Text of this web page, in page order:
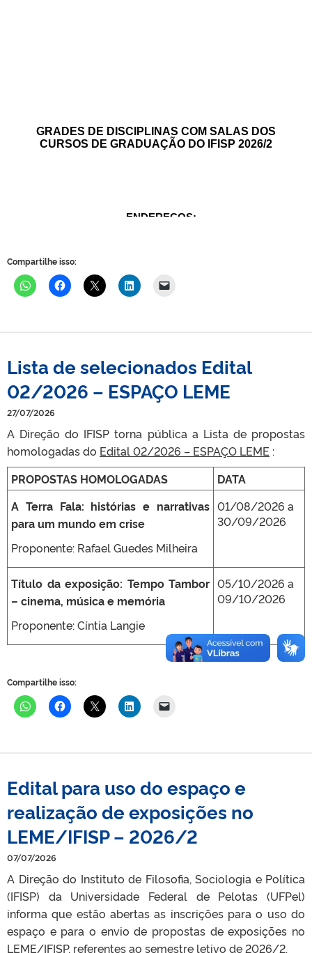
Compartilhe isso:
Lista de selecionados Edital
02/2026 – ESPAÇO LEME
27/07/2026
A Direção do IFISP torna pública a Lista de propostas
homologadas do Edital 02/2026 – ESPAÇO LEME :
PROPOSTAS HOMOLOGADAS
DATA
A Terra Fala: histórias e narrativas
para um mundo em crise
Proponente: Rafael Guedes Milheira
01/08/2026 a
30/09/2026
Título da exposição: Tempo Tambor
– cinema, música e memória
Proponente: Cíntia Langie
05/10/2026 a
09/10/2026
Compartilhe isso:
Edital para uso do espaço e
realização de exposições no
LEME/IFISP – 2026/2
07/07/2026
A Direção do Instituto de Filosofia, Sociologia e Política
(IFISP) da Universidade Federal de Pelotas (UFPel)
informa que estão abertas as inscrições para o uso do
espaço e para o envio de propostas de exposições no
LEME/IFISP, referentes ao semestre letivo de 2026/2.